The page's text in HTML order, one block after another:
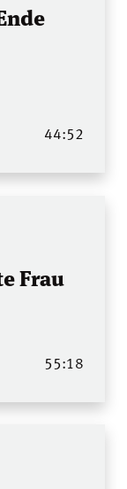
44:52
Frau
55:18